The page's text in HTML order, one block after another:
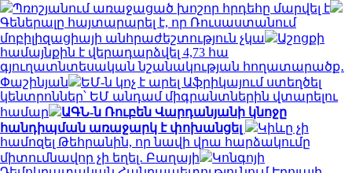
Պռոշյանում առաջացած խոշոր հրդեհը մարվել է
Գեներալը հայտարարել է, որ Ռուսաստանում
մոբիլիզացիայի անհրաժեշտություն չկա
Աշոցքի
համայնքին է վերադարձվել 4,73 հա
գյուղատնտեսական նշանակության հողատարածք․
Փաշինյան
ԵՄ-ն կոչ է արել Աֆրիկայում ստեղծել
կենտրոններ՝ ԵՄ անդամ միգրանտներին վտարելու
համար
ԱԳՆ-ն Ռուբեն Վարդանյանի կնոջը
հանդիպման առաջարկ է փոխանցել
Կիևը չի
համոզել Թեհրանին, որ նավի վրա հարձակումը
միտումնավոր չի եղել․ Բաղայի
Կոնգոյի